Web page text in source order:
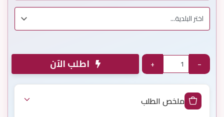
−
+ اطلب الآن
ملخص الطلب